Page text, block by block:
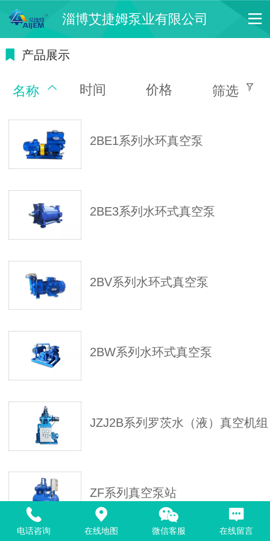
淄博艾捷姆泵业有限公司
产品展示
名称 时间 价格 筛选
2BE1系列水环真空泵
2BE3系列水环式真空泵
2BV系列水环式真空泵
2BW系列水环式真空泵
JZJ2B系列罗茨水（液）真空机组
ZF系列真空泵站
电话咨询 在线地图 微信客服 在线留言